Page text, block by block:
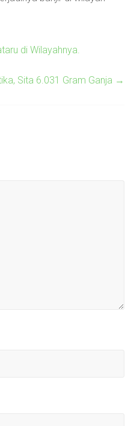
di Wilayahnya.
Sita 6.031 Gram Ganja →